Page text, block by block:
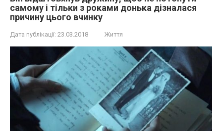
самому і тільки з роками донька дізналася
причину цього вчинку
Дата публікації: 23.03.2018 Життя